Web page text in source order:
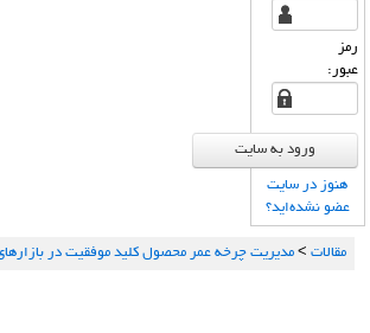
رمز
عبور:
هنوز در سایت
عضو نشده‌اید؟
مقالات >مدیریت چرخه عمر محصول کلید موفقیت در